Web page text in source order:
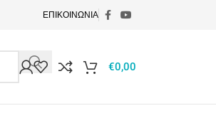
ΕΠΙΚΟΙΝΩΝΙΑ
€0,00